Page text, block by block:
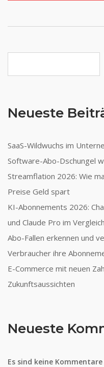
Neueste
SaaS-Wildwuchs im
Software-Abo-Dschungel
Streamflation 2026: Wie
Preise Geld spart
KI-Abonnements 2026:
und Claude Pro im
Abo-Fallen erkennen und
Verbraucher ihre
E-Commerce mit neuen
Zukunftsaussichten
Neueste
Es sind keine